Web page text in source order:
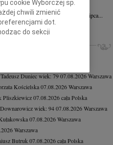
10.07.2026Wrocław
żalem zawiadamiamy, że dnia 7 lipca...
Duniecwiek: 7907.08.2026Warszawa
Kościelska07.08.2026Warszawa
Pliszkiewicz07.08.2026cała Polska
wiek: 9407.08.2026Warszawa
07.08.2026Warszawa
Warszawa
Butruk 07.08.2026cała Polska
cookie Wyborczej sp.
chwili zmienić
dot.
do sekcji
przeglądarki.
identyfikacji.
pomiar reklam i